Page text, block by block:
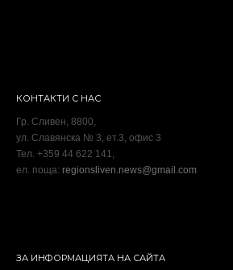
КОНТАКТИ С НАС
Гр. Сливен, 8800,
ул. Славянска № 3, ет.3, офис 3
Тел. +359 44 622 141,
ел. поща: regionsliven.news@gmail.com
ЗА ИНФОРМАЦИЯТА НА САЙТА